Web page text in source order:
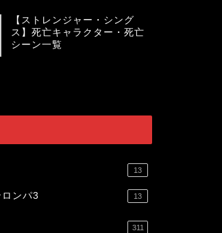
【ストレンジャー・シング
ス】死亡キャラクター・死亡
シーン一覧
13
ンパ3 13
311